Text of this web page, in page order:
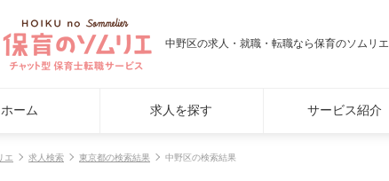
中野区の求人・就職・転職なら保育のソムリエ
ホーム 求人を探す サービス紹介
エ 求人検索 東京都の検索結果 中野区の検索結果